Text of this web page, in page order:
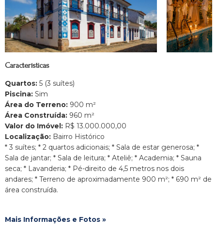
Características
Quartos: 5 (3 suítes)
Piscina: Sim
Área do Terreno: 900 m²
Área Construída: 960 m²
Valor do Imóvel: R$ 13.000.000,00
Localização: Bairro Histórico
* 3 suítes; * 2 quartos adicionais; * Sala de estar generosa; *
Sala de jantar; * Sala de leitura; * Ateliê; * Academia; * Sauna
seca; * Lavanderia; * Pé-direito de 4,5 metros nos dois
andares; * Terreno de aproximadamente 900 m²; * 690 m² de
área construída.
Mais Informações e Fotos »